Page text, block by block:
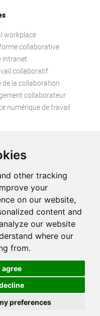
other tracking
your
on our website,
content and
our website
where our
from.
agree
preferences
workplace
collaborative
intranet
collaboratif
de la collaboration
collaborateur
numérique de travail